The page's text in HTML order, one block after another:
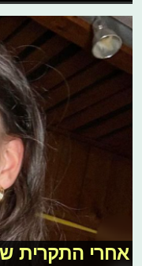
אחרי התקרית